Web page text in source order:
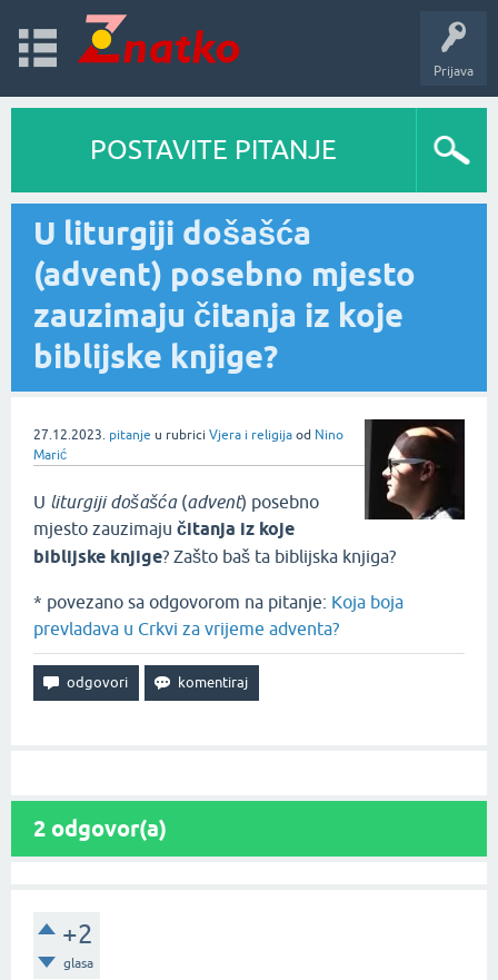
Prijava
POSTAVITE PITANJE
U liturgiji došašća
(advent) posebno mjesto
zauzimaju čitanja iz koje
biblijske knjige?
27.12.2023. pitanje u rubrici Vjera i religija od Nino
Marić
U liturgiji došašća(advent) posebno
mjesto zauzimaju čitanja iz koje
biblijske knjige? Zašto baš ta biblijska knjiga?
* povezano sa odgovorom na pitanje: Koja boja
prevladava u Crkvi za vrijeme adventa?
2 odgovor(a)
+2
glasa